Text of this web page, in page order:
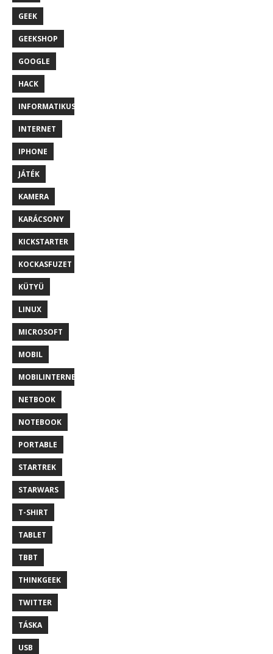
GEEK
GEEKSHOP
GOOGLE
HACK
INFORMATIKUS
INTERNET
IPHONE
JÁTÉK
KAMERA
KARÁCSONY
KICKSTARTER
KOCKASFUZET
KÜTYÜ
LINUX
MICROSOFT
MOBIL
MOBILINTERNET
NETBOOK
NOTEBOOK
PORTABLE
STARTREK
STARWARS
T-SHIRT
TABLET
TBBT
THINKGEEK
TWITTER
TÁSKA
USB